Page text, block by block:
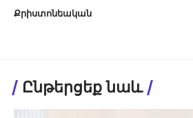
Քրիստոնեական
Ընթերցեք նաև